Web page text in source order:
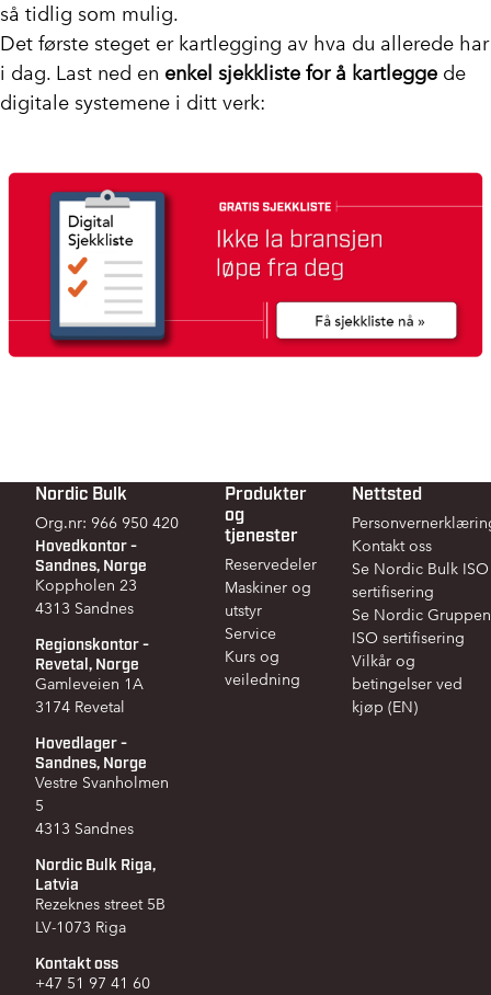
så tidlig som mulig.
Det første steget er kartlegging av hva du allerede har
i dag. Last ned en enkel sjekkliste for å kartlegge de
digitale systemene i ditt verk:
Footer
Nordic Bulk
Org.nr: 966 950 420
Hovedkontor -
Sandnes, Norge
Koppholen 23
4313 Sandnes
Regionskontor -
Revetal, Norge
Gamleveien 1A
3174 Revetal
Hovedlager -
Sandnes, Norge
Vestre Svanholmen
5
4313 Sandnes
Nordic Bulk Riga,
Latvia
Rezeknes street 5B
LV-1073 Riga
Kontakt oss
+47 51 97 41 60
Produkter
og
tjenester
Reservedeler
Maskiner og
utstyr
Service
Kurs og
veiledning
Nettsted
Kontakt oss
Se Nordic Bulk ISO
sertifisering
Se Nordic Gruppen
ISO sertifisering
Vilkår og
betingelser ved
kjøp (EN)